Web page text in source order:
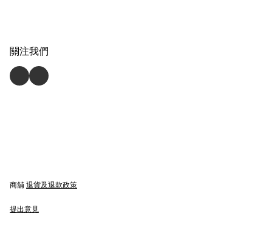
關注我們
商舖 退貨及退款政策
提出意見